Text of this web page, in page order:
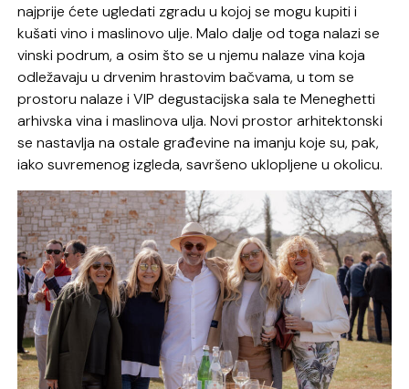
najprije ćete ugledati zgradu u kojoj se mogu kupiti i
kušati vino i maslinovo ulje. Malo dalje od toga nalazi se
vinski podrum, a osim što se u njemu nalaze vina koja
odležavaju u drvenim hrastovim bačvama, u tom se
prostoru nalaze i VIP degustacijska sala te Meneghetti
arhivska vina i maslinova ulja. Novi prostor arhitektonski
se nastavlja na ostale građevine na imanju koje su, pak,
iako suvremenog izgleda, savršeno uklopljene u okolicu.